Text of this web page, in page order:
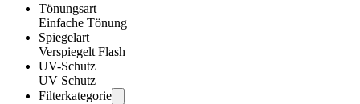
Tönungsart
Einfache Tönung
Spiegelart
Verspiegelt Flash
UV-Schutz
UV Schutz
Filterkategorie